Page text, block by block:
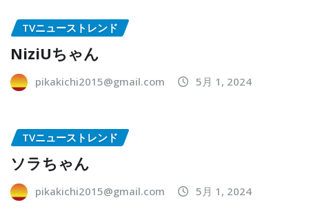
TVニューストレンド
NiziUちゃん
pikakichi2015@gmail.com 5月 1, 2024
TVニューストレンド
ソラちゃん
pikakichi2015@gmail.com 5月 1, 2024